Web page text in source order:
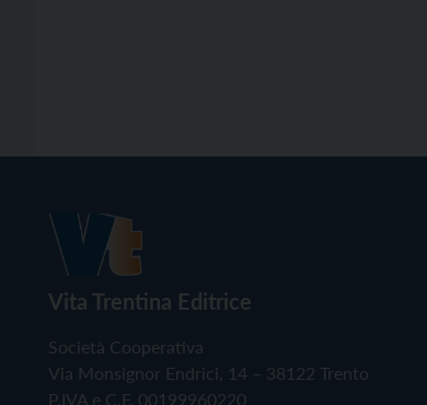
Vita Trentina Editrice
Società Cooperativa
Via Monsignor Endrici, 14 – 38122 Trento
P.IVA e C.F. 00199960220